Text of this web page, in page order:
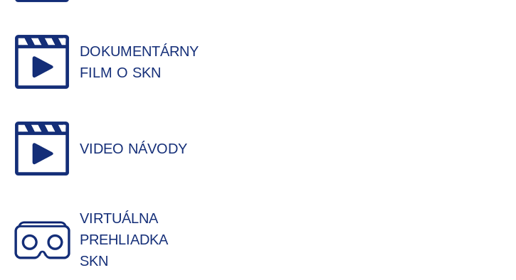
DOKUMENTÁRNY
FILM O SKN
VIDEO NÁVODY
VIRTUÁLNA
PREHLIADKA
SKN